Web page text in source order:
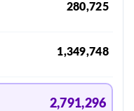
280,725
1,349,748
2,791,296